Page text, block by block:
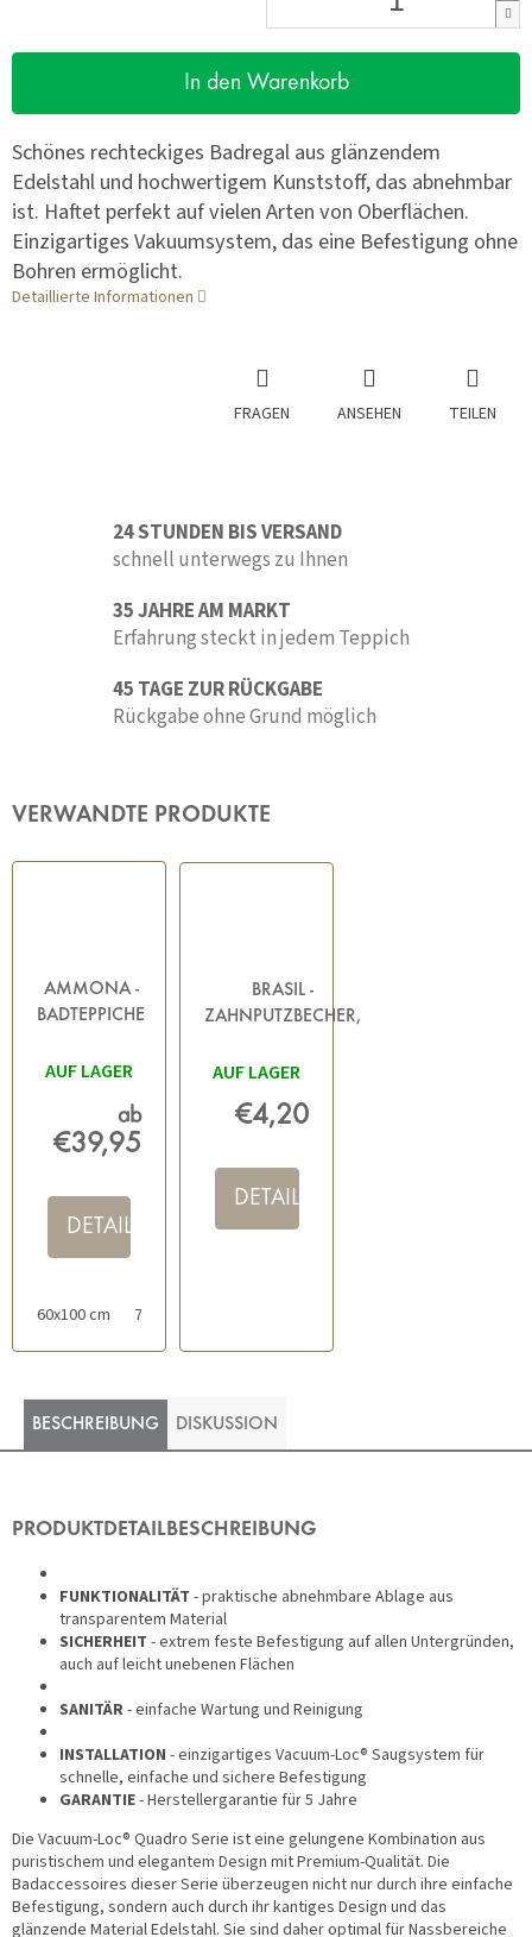
In den Warenkorb
Schönes rechteckiges Badregal aus glänzendem
Edelstahl und hochwertigem Kunststoff, das abnehmbar
ist. Haftet perfekt auf vielen Arten von Oberflächen.
Einzigartiges Vakuumsystem, das eine Befestigung ohne
Bohren ermöglicht.
Detaillierte Informationen
FRAGEN ANSEHEN TEILEN
24 STUNDEN BIS VERSAND
schnell unterwegs zu Ihnen
35 JAHRE AM MARKT
Erfahrung steckt in jedem Teppich
45 TAGE ZUR RÜCKGABE
Rückgabe ohne Grund möglich
VERWANDTE PRODUKTE
AMMONA -
BADTEPPICHE
AUF LAGER
ab
€39,95
DETAIL
60x100 cm 70x120 cm
BRASIL -
ZAHNPUTZBECHER,
AUF LAGER
€4,20
DETAIL
BESCHREIBUNG DISKUSSION
PRODUKTDETAILBESCHREIBUNG
FUNKTIONALITÄT - praktische abnehmbare Ablage aus
transparentem Material
SICHERHEIT - extrem feste Befestigung auf allen Untergründen,
auch auf leicht unebenen Flächen
SANITÄR- einfache Wartung und Reinigung
INSTALLATION - einzigartiges Vacuum-Loc® Saugsystem für
schnelle, einfache und sichere Befestigung
GARANTIE- Herstellergarantie für 5 Jahre
Die Vacuum-Loc® Quadro Serie ist eine gelungene Kombination aus
puristischem und elegantem Design mit Premium-Qualität. Die
Badaccessoires dieser Serie überzeugen nicht nur durch ihre einfache
Befestigung, sondern auch durch ihr kantiges Design und das
glänzende Material Edelstahl. Sie sind daher optimal für Nassbereiche